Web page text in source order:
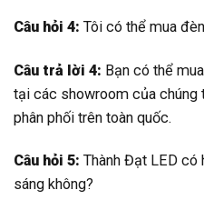
Câu hỏi 4: Tôi có thể mua
Câu trả lời 4: Bạn có thể
tại các showroom của
phân phối trên toàn quốc.
Câu hỏi 5: Thành Đạt LED có
sáng không?